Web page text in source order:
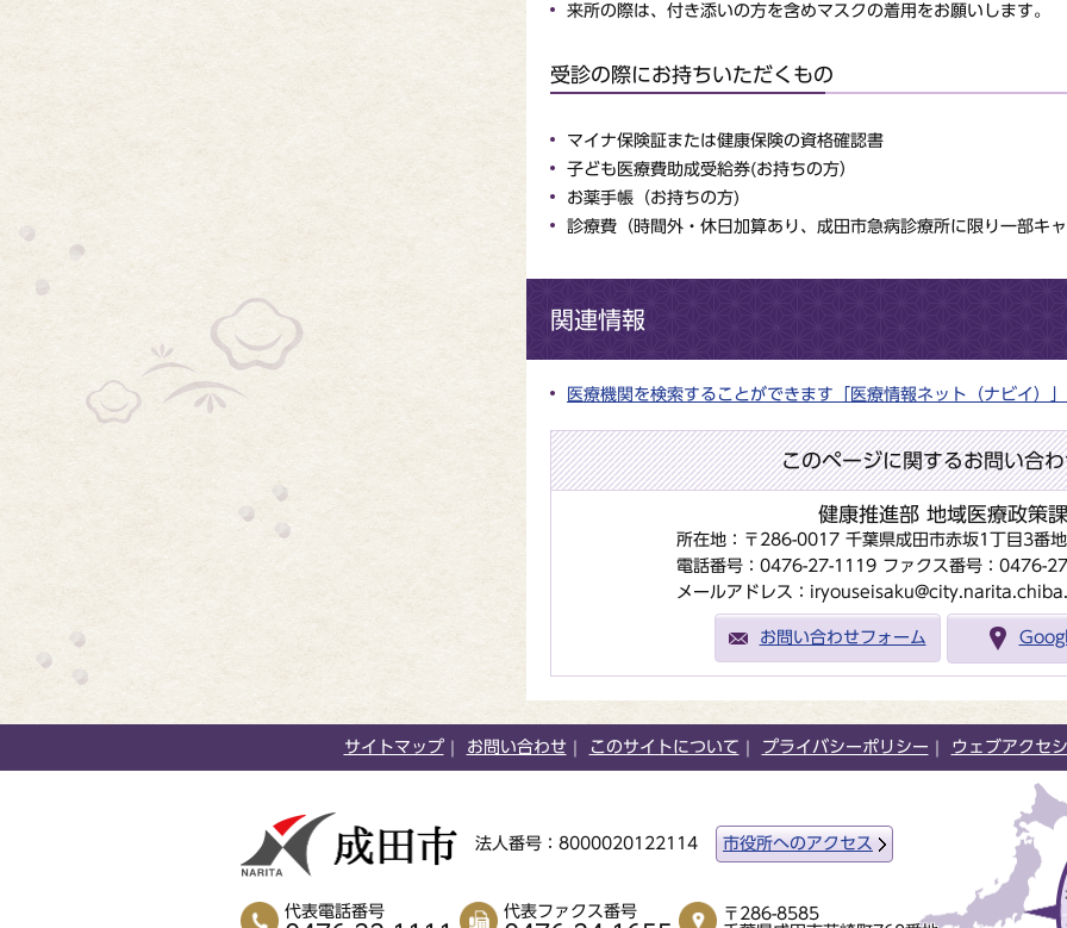
来所の際は、付き添いの方を含めマスクの着用をお願いします。
受診の際にお持ちいただくもの
マイナ保険証または健康保険の資格確認書
子ども医療費助成受給券(お持ちの方）
お薬手帳（お持ちの方)
診療費（時間外・休日加算あり、成田市急病診療所に限り一部キ
関連情報
医療機関を検索することができます「医療情報ネット（ナビイ）」
このページに関するお問い合
健康推進部 地域医療政策課
所在地：〒286-0017 千葉県成田市赤坂1丁目3番
電話番号：0476-27-1119 ファクス番号：0476-
メールアドレス：
お問い合わせフォーム
サイトマップ お問い合わせ このサイトについて プライバシーポリシー ウェブアクセ
法人番号：8000020122114 市役所へのアクセス
代表電話番号 代表ファクス番号
〒286-8585